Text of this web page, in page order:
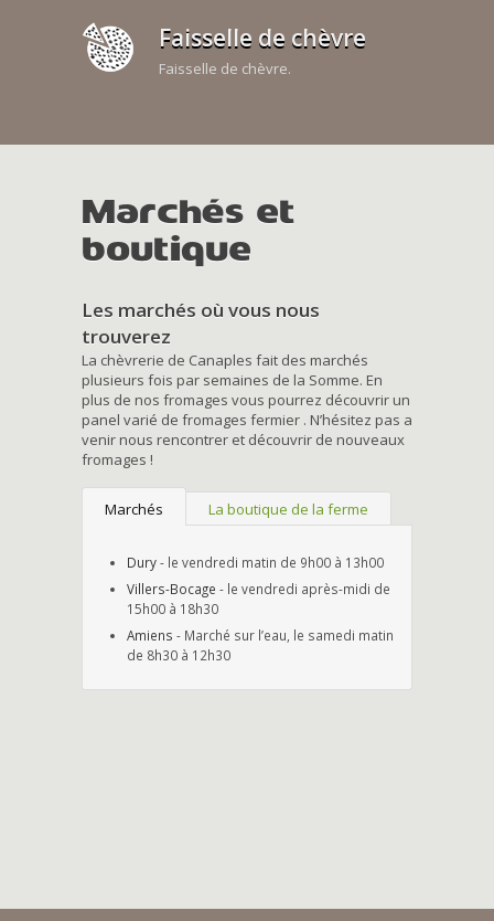
Faisselle de chèvre
Faisselle de chèvre.
Marchés et
boutique
Les marchés où vous nous
trouverez
La chèvrerie de Canaples fait des marchés
plusieurs fois par semaines de la Somme. En
plus de nos fromages vous pourrez découvrir un
panel varié de fromages fermier . N’hésitez pas a
venir nous rencontrer et découvrir de nouveaux
fromages !
Marchés La boutique de la ferme
Dury- le vendredi matin de 9h00 à 13h00
Villers-Bocage - le vendredi après-midi de
15h00 à 18h30
Amiens - Marché sur l’eau, le samedi matin
de 8h30 à 12h30